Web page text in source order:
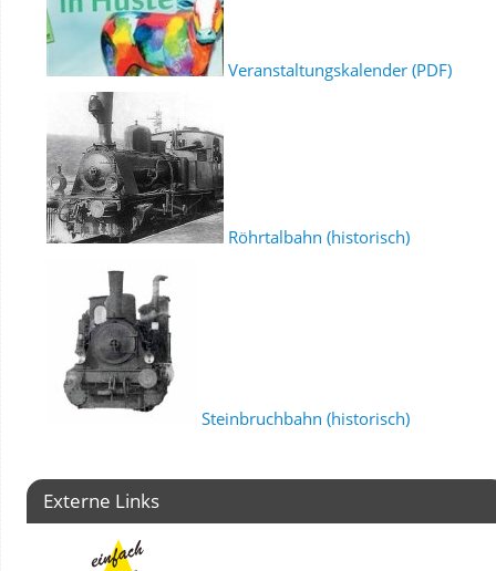
Veranstaltungskalender (PDF)
Röhrtalbahn (historisch)
Steinbruchbahn (historisch)
Externe Links